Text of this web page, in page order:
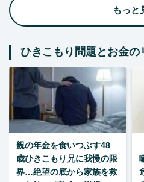
もっと
ひきこもり問題とお金の
親の年金を食いつぶす48
歳ひきこもり兄に我慢の限
界…絶望の底から家族を救